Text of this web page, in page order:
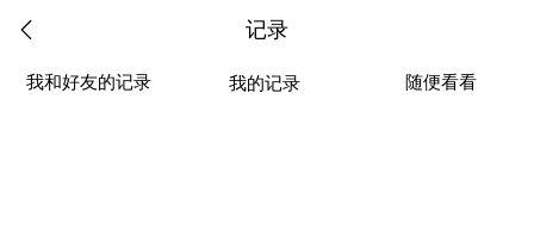
记录
我和好友的记录 我的记录 随便看看